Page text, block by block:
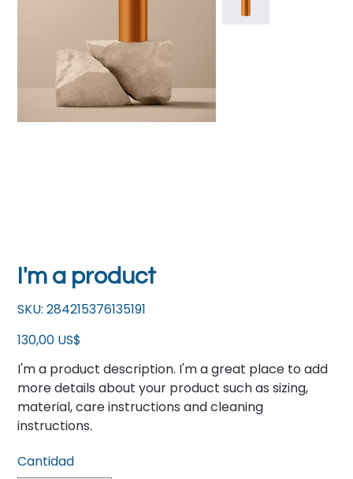
I'm a product
SKU:
SKU
284215376135191
284215376135191
Precio
130,00 US$
I'm a product description. I'm a great place to add
more details about your product such as sizing,
material, care instructions and cleaning
instructions.
Cantidad